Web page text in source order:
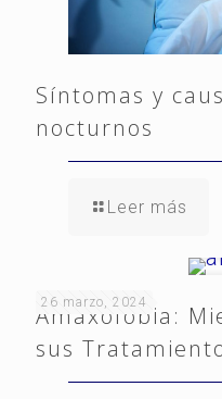
Síntomas y
nocturnos
Leer más
26 marzo, 2024
Amaxofobia:
sus